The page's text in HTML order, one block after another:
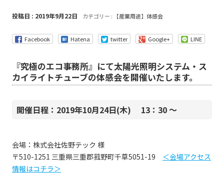
投稿日 : 2019年9月22日 カテゴリー : 【産業用途】体感会
Facebook Hatena twitter Google+ LINE
『究極のエコ事務所』にて太陽光照明システム・ス
カイライトチューブの体感会を開催いたします。
開催日程：2019年10月24日(木) 13：30 ～
会場：株式会社佐野テック 様
〒510-1251 三重県三重郡菰野町千草5051-19 ＜会場アクセス
情報はコチラ＞